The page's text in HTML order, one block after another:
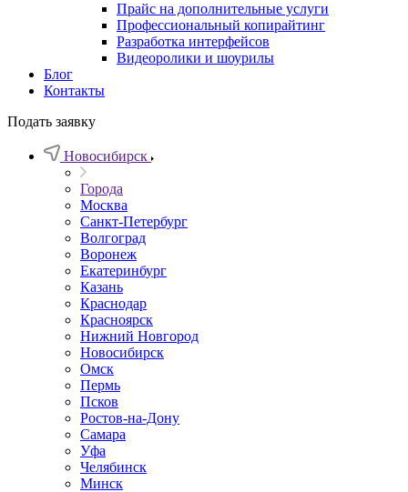
Прайс на дополнительные услуги
Профессиональный копирайтинг
Разработка интерфейсов
Видеоролики и шоурилы
Блог
Контакты
Подать заявку
Новосибирск
Города
Москва
Санкт-Петербург
Волгоград
Воронеж
Екатеринбург
Казань
Краснодар
Красноярск
Нижний Новгород
Новосибирск
Омск
Пермь
Псков
Ростов-на-Дону
Самара
Уфа
Челябинск
Минск